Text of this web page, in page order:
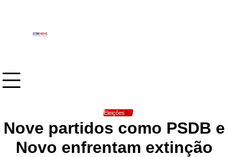
Eleições
Nove partidos como PSDB e
Novo enfrentam extinção